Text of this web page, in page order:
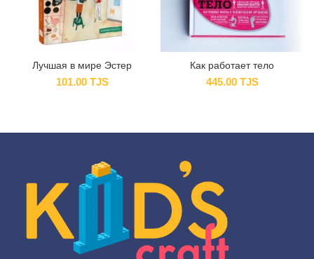
Лучшая в мире Эстер
101.00 TJS
Как работает тело
445.00 TJS